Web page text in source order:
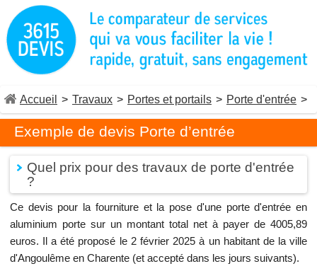
Accueil > Travaux > Portes et portails > Porte d'entrée >
Exemple de devis Porte d’entrée
Quel prix pour des travaux de porte d'entrée
?
Ce devis pour la fourniture et la pose d'une porte d'entrée en
aluminium porte sur un montant total net à payer de 4005,89
euros. Il a été proposé le 2 février 2025 à un habitant de la ville
d'Angoulême en Charente (et accepté dans les jours suivants).